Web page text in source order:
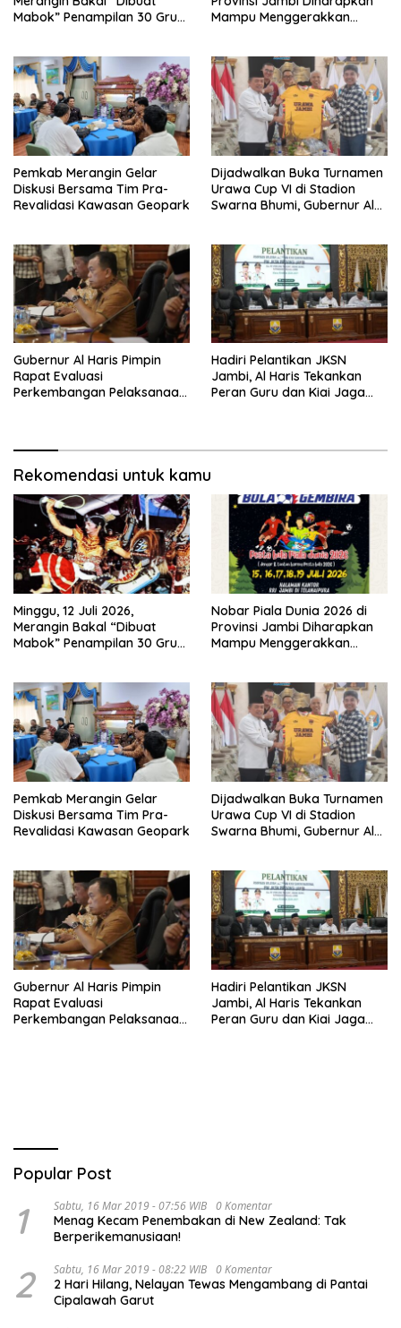
Mabok” Penampilan 30 Grup
Mampu Menggerakkan
Pemkab Merangin Gelar
Diskusi Bersama Tim Pra-
Revalidasi Kawasan Geopark
Dijadwalkan Buka Turnamen
Urawa Cup VI di Stadion
Swarna Bhumi, Gubernur Al
Gubernur Al Haris Pimpin
Rapat Evaluasi
Perkembangan Pelaksanaan
Hadiri Pelantikan JKSN
Jambi, Al Haris Tekankan
Peran Guru dan Kiai Jaga
Rekomendasi untuk kamu
Minggu, 12 Juli 2026,
Merangin Bakal “Dibuat
Mabok” Penampilan 30 Grup
Nobar Piala Dunia 2026 di
Provinsi Jambi Diharapkan
Mampu Menggerakkan
Pemkab Merangin Gelar
Diskusi Bersama Tim Pra-
Revalidasi Kawasan Geopark
Dijadwalkan Buka Turnamen
Urawa Cup VI di Stadion
Swarna Bhumi, Gubernur Al
Gubernur Al Haris Pimpin
Rapat Evaluasi
Perkembangan Pelaksanaan
Hadiri Pelantikan JKSN
Jambi, Al Haris Tekankan
Peran Guru dan Kiai Jaga
Popular Post
1 Sabtu, 16 Mar 2019 - 07:56 WIB 0 Komentar
Menag Kecam Penembakan di New Zealand: Tak
Berperikemanusiaan!
2 Sabtu, 16 Mar 2019 - 08:22 WIB 0 Komentar
2 Hari Hilang, Nelayan Tewas Mengambang di Pantai
Cipalawah Garut